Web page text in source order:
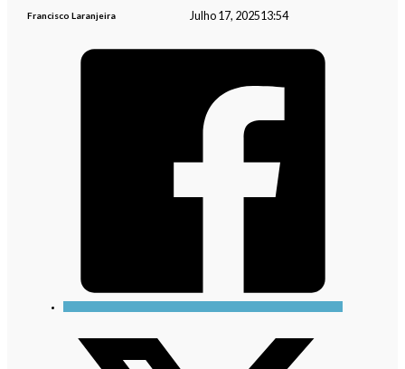
Francisco Laranjeira Julho 17, 202513:54